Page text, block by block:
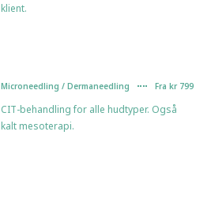
klient.
Microneedling / Dermaneedling Fra kr 799
CIT-behandling for alle hudtyper. Også
kalt mesoterapi.